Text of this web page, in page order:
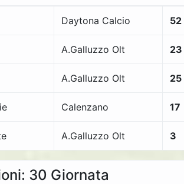
Daytona Calcio 52
A.Galluzzo Olt 23
A.Galluzzo Olt 25
Calenzano 17
A.Galluzzo Olt 3
30 Giornata